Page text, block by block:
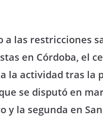
a las restricciones
en Córdoba, el
la actividad tras la
se disputó en
y la segunda en